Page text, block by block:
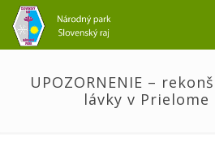
UPOZORNENIE –
lávky v Prielome